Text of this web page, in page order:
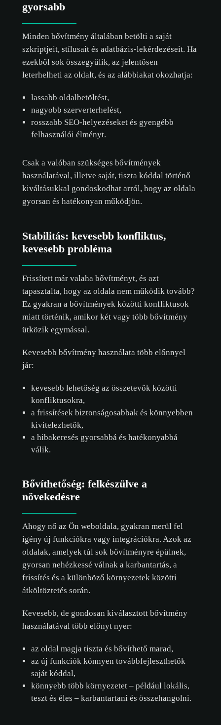
gyorsabb
Minden bővítmény általában betölti a saját
szkriptjeit, stílusait és adatbázis-lekérdezéseit. Ha
ezekből sok összegyűlik, az jelentősen
leterhelheti az oldalt, és az alábbiakat okozhatja:
lassabb oldalbetöltést,
nagyobb szerverterhelést,
rosszabb SEO-helyezéseket és gyengébb
felhasználói élményt.
Csak a valóban szükséges bővítmények
használatával, illetve saját, tiszta kóddal történő
kiváltásukkal gondoskodhat arról, hogy az oldala
gyorsan és hatékonyan működjön.
Stabilitás: kevesebb konfliktus,
kevesebb probléma
Frissített már valaha bővítményt, és azt
tapasztalta, hogy az oldala nem működik tovább?
Ez gyakran a bővítmények közötti konfliktusok
miatt történik, amikor két vagy több bővítmény
ütközik egymással.
Kevesebb bővítmény használata több előnnyel
jár:
kevesebb lehetőség az összetevők közötti
konfliktusokra,
a frissítések biztonságosabbak és könnyebben
kivitelezhetők,
a hibakeresés gyorsabbá és hatékonyabbá
válik.
Bővíthetőség: felkészülve a
növekedésre
Ahogy nő az Ön weboldala, gyakran merül fel
igény új funkciókra vagy integrációkra. Azok az
oldalak, amelyek túl sok bővítményre épülnek,
gyorsan nehézkessé válnak a karbantartás, a
frissítés és a különböző környezetek közötti
átköltöztetés során.
Kevesebb, de gondosan kiválasztott bővítmény
használatával több előnyt nyer:
az oldal magja tiszta és bővíthető marad,
az új funkciók könnyen továbbfejleszthetők
saját kóddal,
könnyebb több környezetet – például lokális,
teszt és éles – karbantartani és összehangolni.